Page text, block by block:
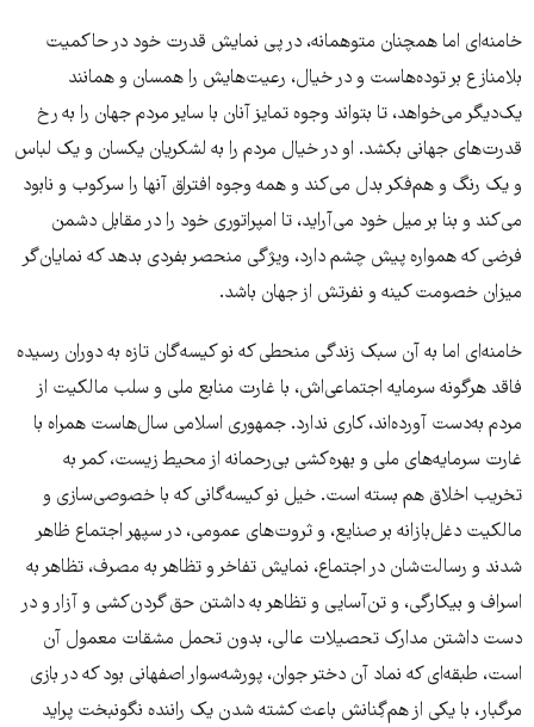
خامنه‌ای اما همچنان متوهمانه، در پی نمایش قدرت خود در حاکمیت
بلامنازع بر توده‌هاست و در خیال، رعیت‌هایش را همسان و همانند
یک‌دیگر می‌خواهد، تا بتواند وجوه تمایز آنان با سایر مردم جهان را به رخ
قدرت‌های جهانی بکشد. او در خیال مردم را به لشکریان یکسان و یک لباس
و یک رنگ و هم‌فکر بدل می‌کند و همه وجوه افتراق آنها را سرکوب و نابود
می‌کند و بنا بر میل خود می‌آراید، تا امپراتوری خود را در مقابل دشمن
فرضی که همواره پیش چشم دارد، ویژگی منحصر بفردی بدهد که نمایان‌گر
میزان خصومت کینه و نفرتش از جهان باشد.
خامنه‌ای اما به آن سبک زندگی منحطی که نو کیسه‌گان تازه به دوران رسیده
فاقد هرگونه سرمایه اجتماعی‌اش، با غارت منابع ملی و سلب مالکیت از
مردم به‌دست آورده‌اند، کاری ندارد. جمهوری اسلامی سال‌هاست همراه با
غارت سرمایه‌های ملی و بهره‌کشی بی‌رحمانه از محیط زیست، کمر به
تخریب اخلاق هم بسته است. خیل نو کیسه‌گانی که با خصوصی‌سازی و
مالکیت دغل‌بازانه بر صنایع، و ثروت‌های عمومی، در سپهر اجتماع ظاهر
شدند و رسالت‌شان در اجتماع، نمایش تفاخر و تظاهر به مصرف، تظاهر به
اسراف و بیکارگی، و تن‌آسایی و تظاهر به داشتن حق گردن‌کشی و آزار و در
دست داشتن مدارک تحصیلات عالی، بدون تحمل مشقات معمول آن
است، طبقه‌ای که نماد آن دختر جوان، پورشه‌سوار اصفهانی بود که در بازی
مرگبار، با یکی از هم‌گِنانش باعث کشته شدن یک راننده نگونبخت پراید